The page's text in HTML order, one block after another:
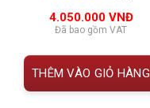
đánh giá
4.050.000 VNĐ
Đã bao gồm VAT
THÊM VÀO GIỎ HÀNG